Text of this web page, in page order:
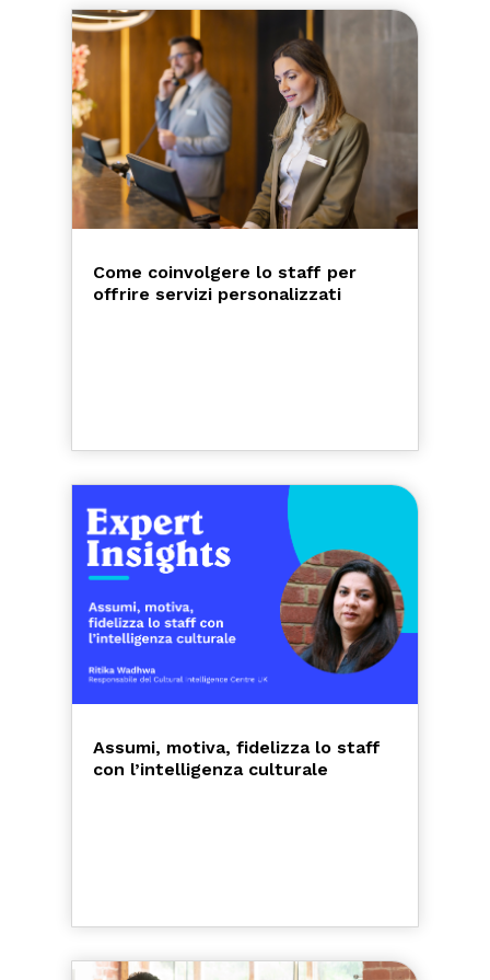
Come coinvolgere lo staff per
offrire servizi personalizzati
Assumi, motiva, fidelizza lo staff
con l’intelligenza culturale